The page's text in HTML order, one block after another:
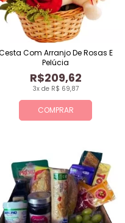
COMPRAR
3x de R$ 69,87
R$209,62
Com Arranjo De Rosas E
Pelúcia